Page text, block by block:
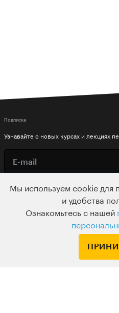
По вопросам обращайтесь на
HELLO@LEVELVAN.RU
Подписка
Узнавайте о новых курсах и лекциях
Мы используем cookie для
и удобства
Ознакомьтесь с нашей